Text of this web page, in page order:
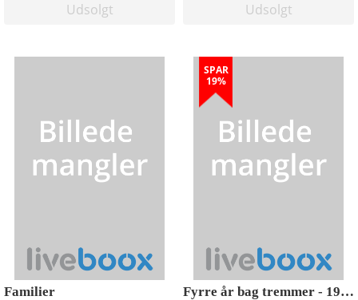
Udsolgt Udsolgt
Familier
SPAR
19%
Fyrre år bag tremmer - 1971-2011